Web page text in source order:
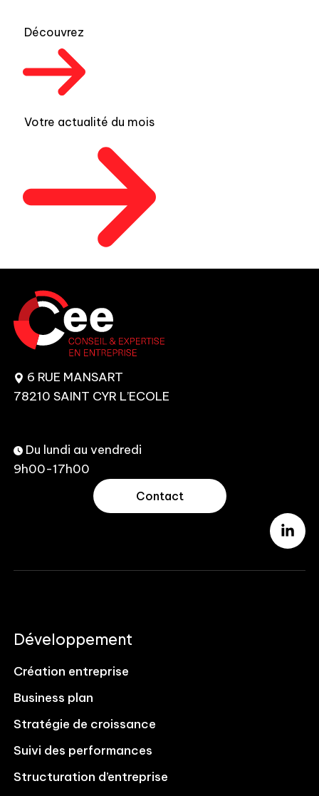
Découvrez
Votre actualité du mois
6 RUE MANSART
78210 SAINT CYR L’ECOLE
Du lundi au vendredi
9h00-17h00
Contact
Développement
Création entreprise
Business plan
Stratégie de croissance
Suivi des performances
Structuration d’entreprise